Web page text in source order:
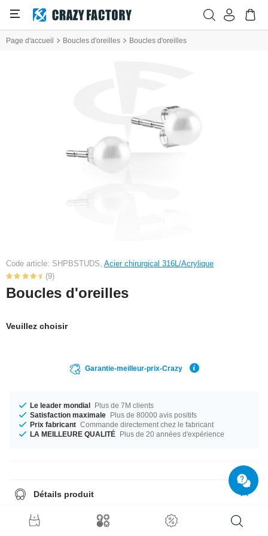
Page d'accueil Boucles d'oreilles Boucles d'oreilles
Code article: SHPBSTUDS, Acier chirurgical 316L/Acrylique
(9)
Boucles d'oreilles
Veuillez choisir
Garantie-meilleur-prix-Crazy
Le leader mondial Plus de 7M clients
Satisfaction maximale Plus de 80000 avis positifs
Prix fabricant Commande directement chez le fabricant
LA MEILLEURE QUALITÉ Plus de 20 années d'expérience
Détails produit
choisir quantité = 1 pour recevoir une paire.